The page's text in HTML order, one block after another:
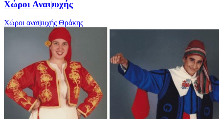
Χώροι Αναψυχής
Χώροι αναψυχής Θράκης